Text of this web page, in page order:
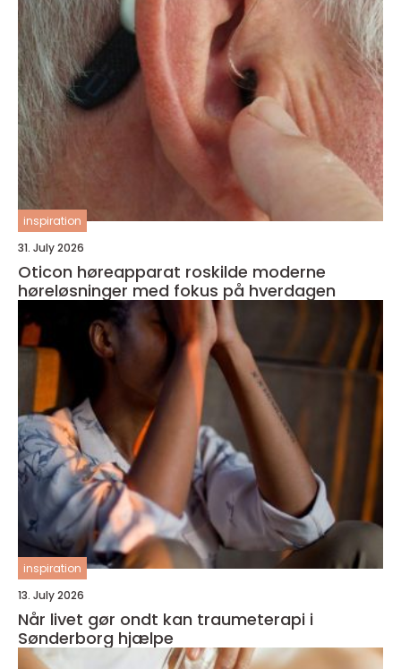
inspiration
31. July 2026
Oticon høreapparat roskilde moderne
høreløsninger med fokus på hverdagen
inspiration
13. July 2026
Når livet gør ondt kan traumeterapi i
Sønderborg hjælpe